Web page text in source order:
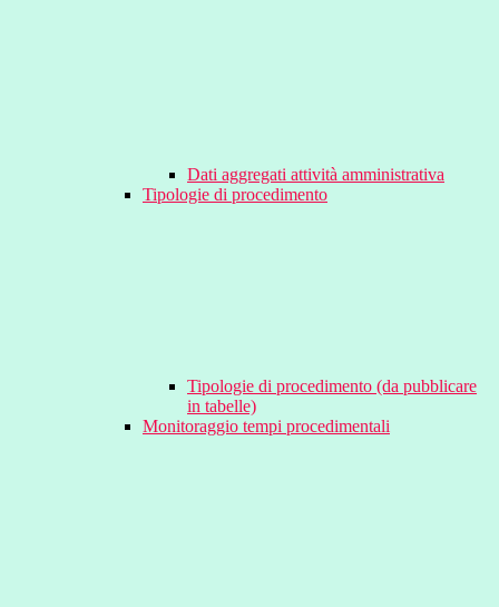
Dati aggregati attività amministrativa
Tipologie di procedimento
Tipologie di procedimento (da pubblicare
in tabelle)
Monitoraggio tempi procedimentali